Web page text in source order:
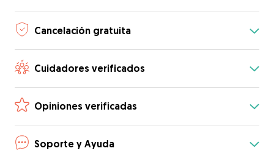
Cancelación gratuita
Cuidadores verificados
Opiniones verificadas
Soporte y Ayuda